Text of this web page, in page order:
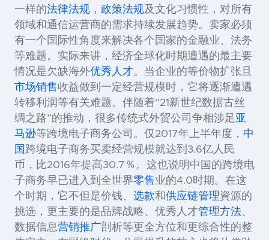
一样的法律法规 ， 政策法规及文化习惯性，对所有
领域和通信运营商的需求持续发展趋势。卖家必须
有一个国际性角度来解决各个国家的金融业、法务
等难题。 实际来讲，经济全球化时期遭遇的最主要
情况是欠缺海外优秀人才。当企业的等价物扩张且
市场销售收益做到一定经营规模时，它将逐渐遭遇
转移利润等有关难题。 伴随着“21 新世纪数据古丝
绸之路”的推动，很多传统式外贸公司争相涉足 亚
马逊等跨境电子商务公司。仅2017年上半年度， 中
国 跨境电子商务买卖经营规模就达到 3.6亿人民
币，比2016年提高30.7 ％。这也说明中国的跨境电
子商务早已进入到全世界零售业的4.0时期。 在这
个时期，它不但是价钱、 选款和供应链管理資源的
挑选，更主要的是品牌战略、优秀人才管理方法、
数据信息营销推广剖析等更全方位和更综合性的整